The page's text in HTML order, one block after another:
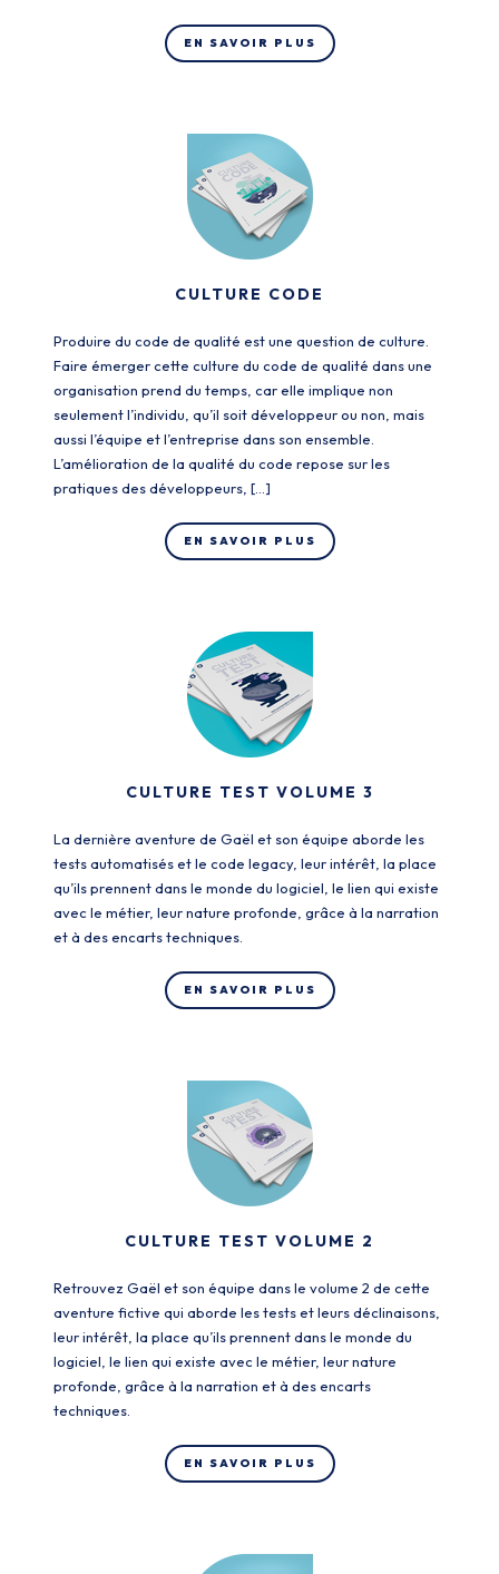
EN SAVOIR PLUS
CULTURE CODE
Produire du code de qualité est une question de culture.
Faire émerger cette culture du code de qualité dans une
organisation prend du temps, car elle implique non
seulement l’individu, qu’il soit développeur ou non, mais
aussi l’équipe et l’entreprise dans son ensemble.
L’amélioration de la qualité du code repose sur les
pratiques des développeurs, […]
EN SAVOIR PLUS
CULTURE TEST VOLUME 3
La dernière aventure de Gaël et son équipe aborde les
tests automatisés et le code legacy, leur intérêt, la place
qu’ils prennent dans le monde du logiciel, le lien qui existe
avec le métier, leur nature profonde, grâce à la narration
et à des encarts techniques.
EN SAVOIR PLUS
CULTURE TEST VOLUME 2
Retrouvez Gaël et son équipe dans le volume 2 de cette
aventure fictive qui aborde les tests et leurs déclinaisons,
leur intérêt, la place qu’ils prennent dans le monde du
logiciel, le lien qui existe avec le métier, leur nature
profonde, grâce à la narration et à des encarts
techniques.
EN SAVOIR PLUS